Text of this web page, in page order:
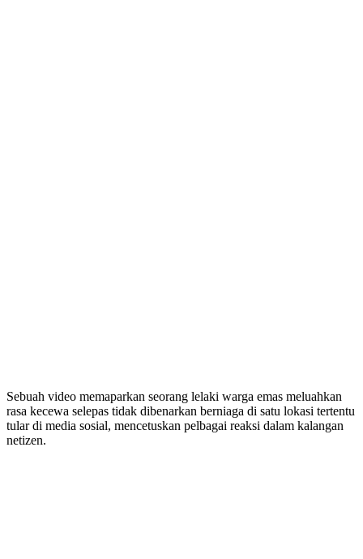
Sebuah video memaparkan seorang lelaki warga emas meluahkan
rasa kecewa selepas tidak dibenarkan berniaga di satu lokasi tertentu
tular di media sosial, mencetuskan pelbagai reaksi dalam kalangan
netizen.